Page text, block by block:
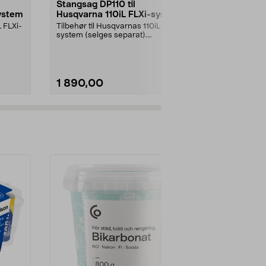
FLXi-
Stangsag DP110 til
Husqvarna 110iL FLXi-system
Tilbehør til Husqvarnas 110iL FLXi-
system (selges separat).
1 890,00